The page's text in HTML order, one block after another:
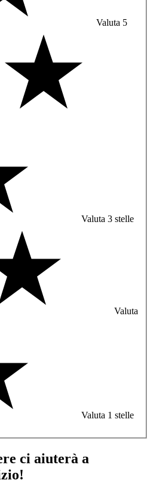
Valuta 5
Valuta 3 stelle
Valuta
Valuta 1 stelle
ci aiuterà a